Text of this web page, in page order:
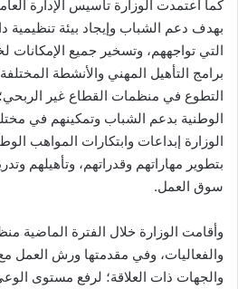
كما اعتمدت الوزارة تأسيس الإدارة
بهدف دعم الشباب وإيجاد بيئة تنظيمية
التي تواجههم، وتسخير جميع الإمكانات
برامج التأهيل المهني والأنشطة
التطوع في منظمات القطاع غير
الوطنية بدعم الشباب وتمكينهم في
الوزارة إبداعات وابتكارات المواهب
بتطوير مهاراتهم وقدراتهم، وتأهيلهم
سوق العمل.
وأقامت الوزارة خلال الفترة الماضية
والفعاليات، وفي مقدمتها ورش العمل
والجهات ذات العلاقة؛ لرفع مستوى